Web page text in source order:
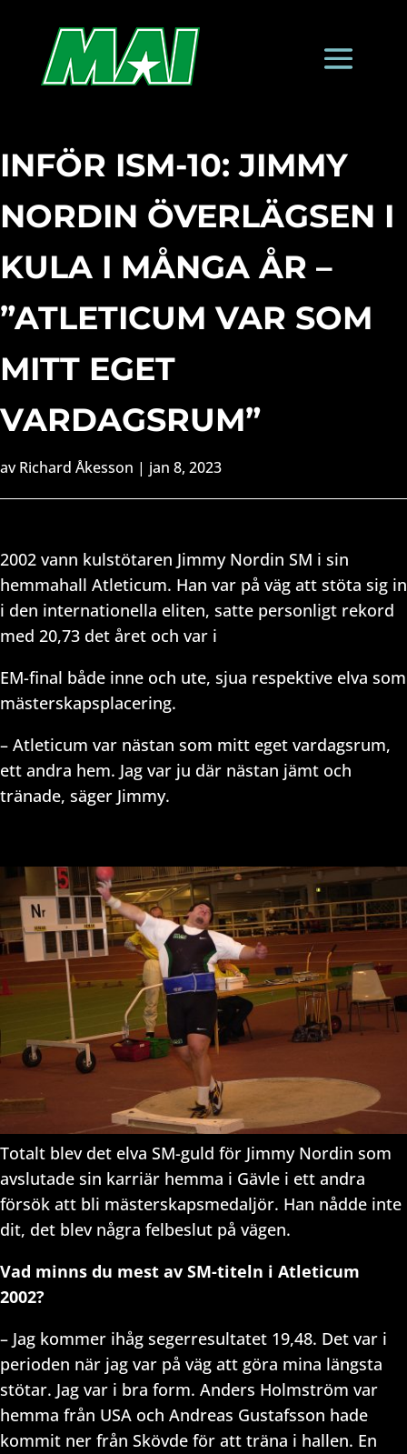
INFÖR ISM-10: JIMMY
NORDIN ÖVERLÄGSEN I
KULA I MÅNGA ÅR –
”ATLETICUM VAR SOM
MITT EGET
VARDAGSRUM”
avRichard Åkesson | jan 8, 2023
2002 vann kulstötaren Jimmy Nordin SM i sin
hemmahall Atleticum. Han var på väg att stöta sig in
i den internationella eliten, satte personligt rekord
med 20,73 det året och var i
EM-final både inne och ute, sjua respektive elva som
mästerskapsplacering.
– Atleticum var nästan som mitt eget vardagsrum,
ett andra hem. Jag var ju där nästan jämt och
tränade, säger Jimmy.
Totalt blev det elva SM-guld för Jimmy Nordin som
avslutade sin karriär hemma i Gävle i ett andra
försök att bli mästerskapsmedaljör. Han nådde inte
dit, det blev några felbeslut på vägen.
Vad minns du mest av SM-titeln i Atleticum
2002?
– Jag kommer ihåg segerresultatet 19,48. Det var i
perioden när jag var på väg att göra mina längsta
stötar. Jag var i bra form. Anders Holmström var
hemma från USA och Andreas Gustafsson hade
kommit ner från Skövde för att träna i hallen. En